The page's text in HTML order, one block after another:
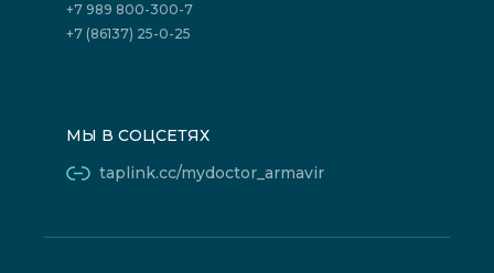
+7 989 800-300-7
+7 (86137) 25-0-25
МЫ В СОЦСЕТЯХ
taplink.cc/mydoctor_armavir